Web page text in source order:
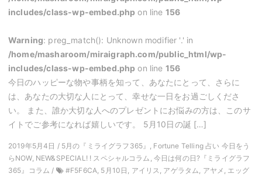
includes/class-wp-embed.php on line 156
Warning: preg_match(): Unknown modifier '.' in
/home/masharoom/miraigraph.com/public_html/wp-
includes/class-wp-embed.php on line 156
今日のハッピーな物や事柄を知って、あなたにとって、さらに
は、あなたの大切な人にとって、幸せな一日をお過ごしくださ
い。 また、誰か大切な人へのプレゼントにお悩みの方は、このサ
イトでご参考になれば嬉しいです。 5月10日の誕 […]
2019年5月4日 / 5月の『ミライグラフ365』, Fortune Telling 占い 今日をう
らNOW, NEW&SPECIAL! ! スペシャルコラム, 今日は何の日?『ミライグラフ
365』コラム /
#F5F6CA, 5月10日, アイリス, アゲラタム, アヤメ, エッグ